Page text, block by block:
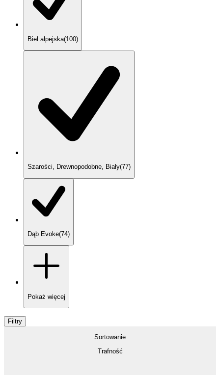
Biel alpejska(100)
Szarości, Drewnopodobne, Biały(77)
Dąb Evoke(74)
Pokaż więcej
Filtry
Sortowanie
Trafność